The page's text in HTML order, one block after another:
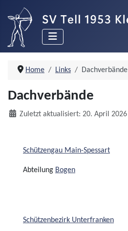
Home Links Dachverbände
Dachverbände
DetailsZuletzt aktualisiert: 20. April 2026
Schützengau Main-Spessart
Abteilung Bogen
Schützenbezirk Unterfranken